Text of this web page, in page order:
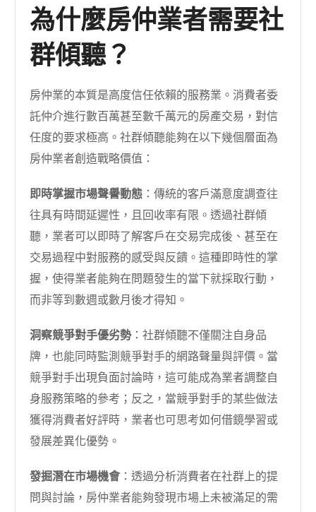
為什麼房仲業者需要社
群傾聽？
房仲業的本質是高度信任依賴的服務業。消費者委
託仲介進行數百萬甚至數千萬元的房產交易，對信
任度的要求極高。社群傾聽能夠在以下幾個層面為
房仲業者創造戰略價值：
即時掌握市場聲譽動態 ：傳統的客戶滿意度調查往
往具有時間延遲性，且回收率有限。透過社群傾
聽，業者可以即時了解客戶在交易完成後、甚至在
交易過程中對服務的感受與反饋。這種即時性的掌
握，使得業者能夠在問題發生的當下就採取行動，
而非等到數週或數月後才得知。
洞察競爭對手優劣勢：社群傾聽不僅關注自身品
牌，也能同時監測競爭對手的網路聲量與評價。當
競爭對手出現負面討論時，這可能成為業者調整自
身服務策略的參考；反之，當競爭對手的某些做法
獲得消費者好評時，業者也可思考如何借鏡學習或
發展差異化優勢。
發掘潛在市場機會：透過分析消費者在社群上的提
問與討論，房仲業者能夠發現市場上未被滿足的需